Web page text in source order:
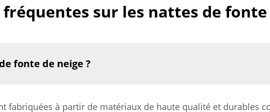
sur les nattes de fonte
fonte de neige ?
fabriquées à partir de matériaux de haute qualité et durables